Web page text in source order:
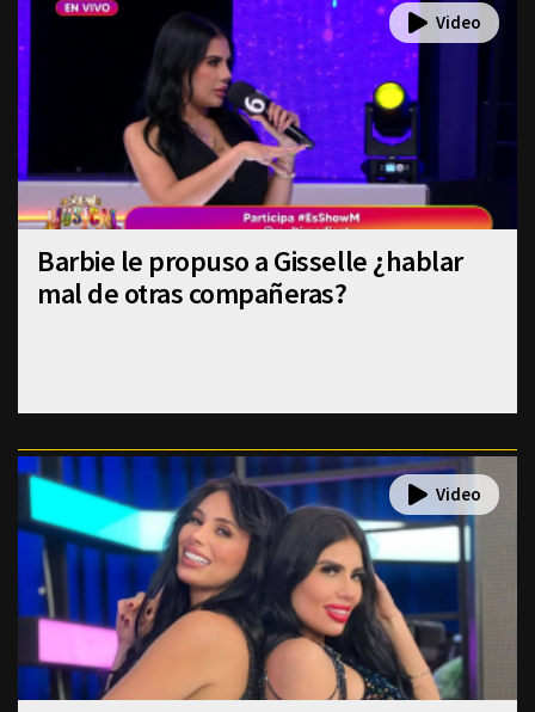
Barbie le propuso a Gisselle ¿hablar
mal de otras compañeras?